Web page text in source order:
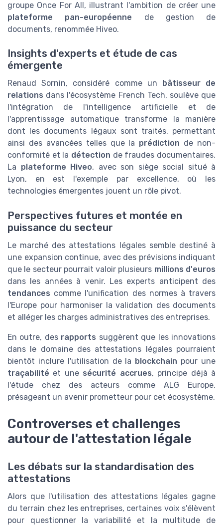
groupe Once For All, illustrant l'ambition de créer une
plateforme pan-européenne de gestion de
documents, renommée Hiveo.
Insights d'experts et étude de cas
émergente
Renaud Sornin, considéré comme un
bâtisseur de
relations dans l'écosystème French Tech, soulève que
l'intégration de l'intelligence artificielle et de
l'apprentissage automatique transforme la manière
dont les documents légaux sont traités, permettant
ainsi des avancées telles que la prédiction de non-
conformité et la détection de fraudes documentaires.
La plateforme Hiveo, avec son siège social situé à
Lyon, en est l'exemple par excellence, où les
technologies émergentes jouent un rôle pivot.
Perspectives futures et montée en
puissance du secteur
Le marché des attestations légales semble destiné à
une expansion continue, avec des prévisions indiquant
que le secteur pourrait valoir plusieurs millions d'euros
dans les années à venir. Les experts anticipent des
tendances comme l'unification des normes à travers
l'Europe pour harmoniser la validation des documents
et alléger les charges administratives des entreprises.
En outre, des rapports suggèrent que les innovations
dans le domaine des attestations légales pourraient
bientôt inclure l'utilisation de la blockchain pour une
traçabilité et une sécurité accrues, principe déjà à
l'étude chez des acteurs comme ALG Europe,
présageant un avenir prometteur pour cet écosystème.
Controverses et challenges
autour de l'attestation légale
Les débats sur la standardisation des
attestations
Alors que l'utilisation des attestations légales gagne
du terrain chez les entreprises, certaines voix s'élèvent
pour questionner la variabilité et la multitude de